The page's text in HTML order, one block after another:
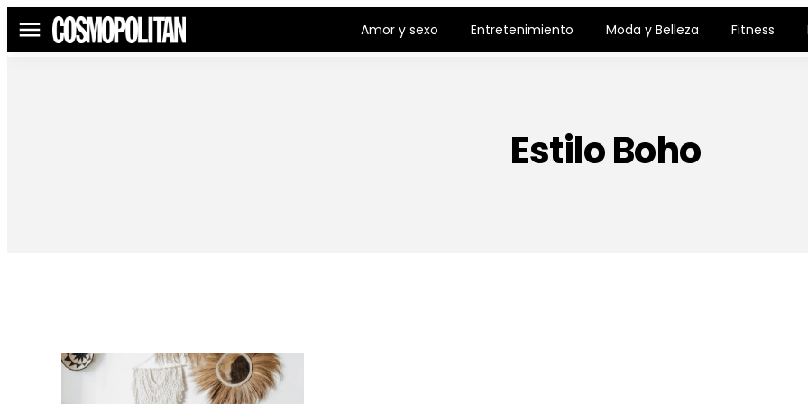
Menú Amor y sexo Entretenimiento Moda y Belleza Fitness
Estilo Boho